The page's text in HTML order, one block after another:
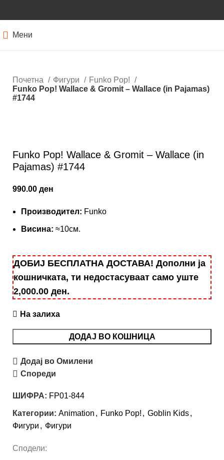
Мени
Почетна Фигури
Funko Pop!
Funko Pop! Wallace & Gromit – Wallace (in Pajamas)
#1744
Funko Pop! Wallace & Gromit – Wallace (in
Pajamas) #1744
990.00 ден
Производител: Funko
Висина: ≈10см.
ДОБИЈ БЕСПЛАТНА ДОСТАВА! Дополни ја
кошничката, ти недостасуваат само уште
2,000.00 ден.
На залиха
ДОДАЈ ВО КОШНИЦА
Додај во Омилени
Спореди
ШИФРА: FP01-844
Категории: Animation , Funko Pop! , Goblin Kids,
Фигури , Фигури
Сподели: